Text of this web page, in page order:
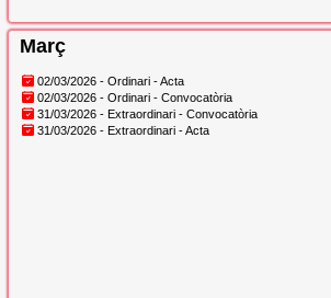
Març
02/03/2026 - Ordinari - Acta
02/03/2026 - Ordinari - Convocatòria
31/03/2026 - Extraordinari - Convocatòria
31/03/2026 - Extraordinari - Acta